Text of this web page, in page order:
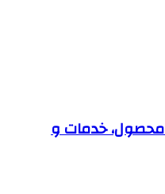
محصول، خدمات و